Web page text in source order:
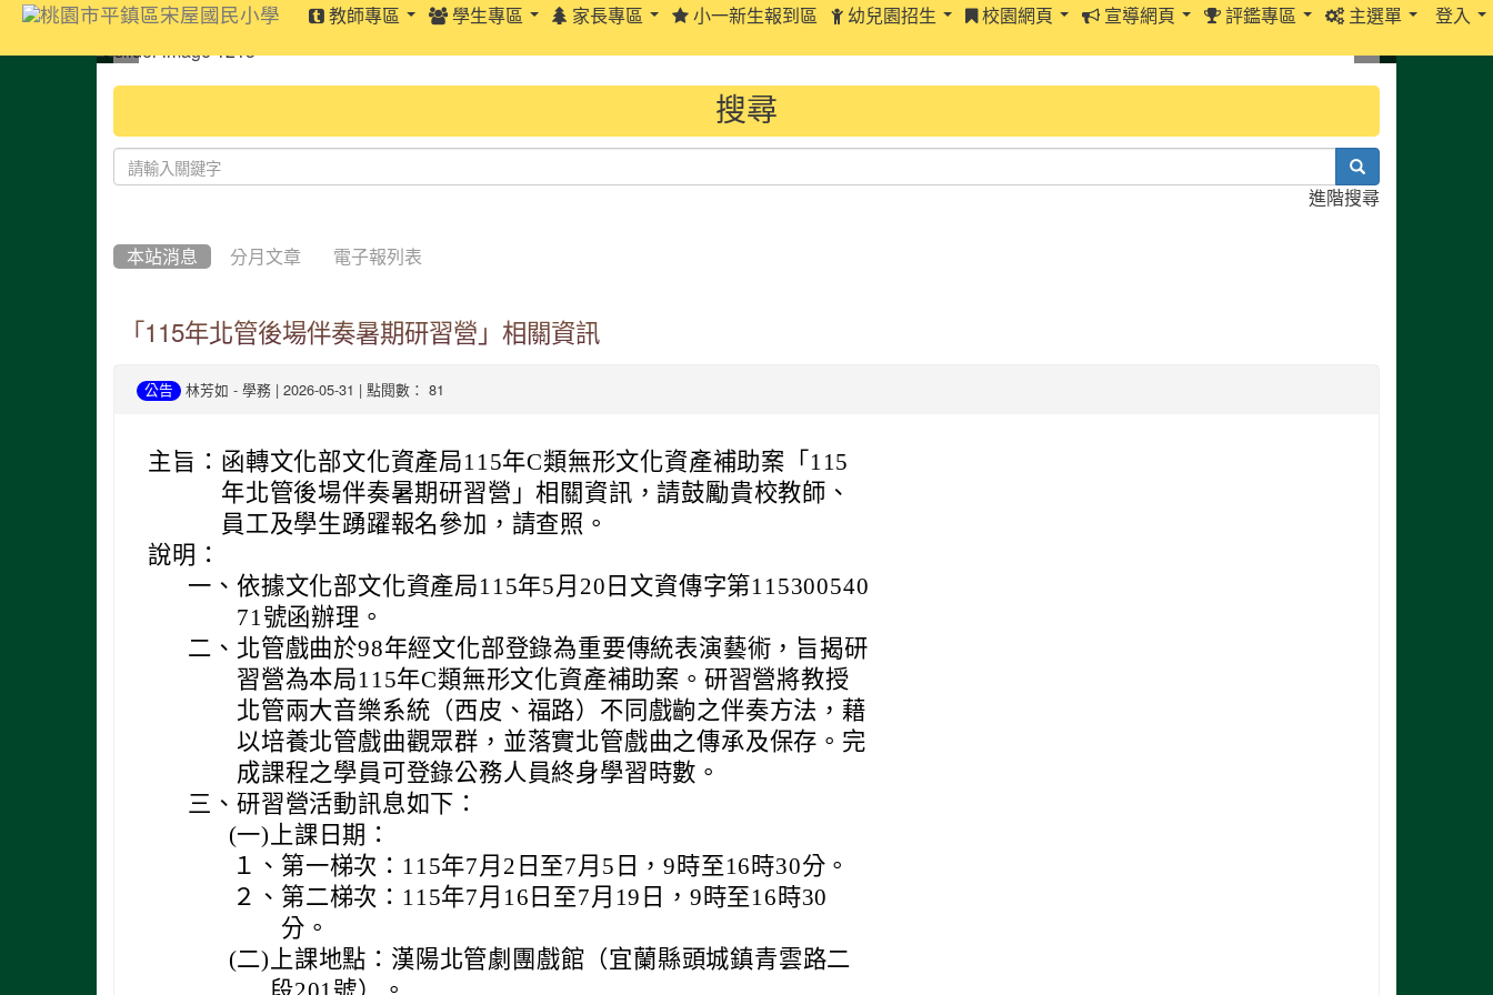
::: 教師專區 學生專區 家長專區 小一新生報到區 幼兒園招生 校園網頁 宣導網頁 評鑑專區 主選單 登入
搜尋
進階搜尋
本站消息 分月文章 電子報列表
「115年北管後場伴奏暑期研習營」相關資訊
公告 林芳如 - 學務 | 2026-05-31 | 點閱數： 81
主旨： 函轉文化部文化資產局115年C類無形文化資產補助案「115
年北管後場伴奏暑期研習營」相關資訊，請鼓勵貴校教師、
員工及學生踴躍報名參加，請查照。
說明：
一、 依據文化部文化資產局115年5月20日文資傳字第115300540
71號函辦理。
二、 北管戲曲於98年經文化部登錄為重要傳統表演藝術，旨揭研
習營為本局115年C類無形文化資產補助案。研習營將教授
北管兩大音樂系統（西皮、福路）不同戲齣之伴奏方法，藉
以培養北管戲曲觀眾群，並落實北管戲曲之傳承及保存。完
成課程之學員可登錄公務人員終身學習時數。
三、 研習營活動訊息如下：
(一) 上課日期：
１、 第一梯次：115年7月2日至7月5日，9時至16時30分。
２、 第二梯次：115年7月16日至7月19日，9時至16時30
分。
(二) 上課地點：漢陽北管劇團戲館（宜蘭縣頭城鎮青雲路二